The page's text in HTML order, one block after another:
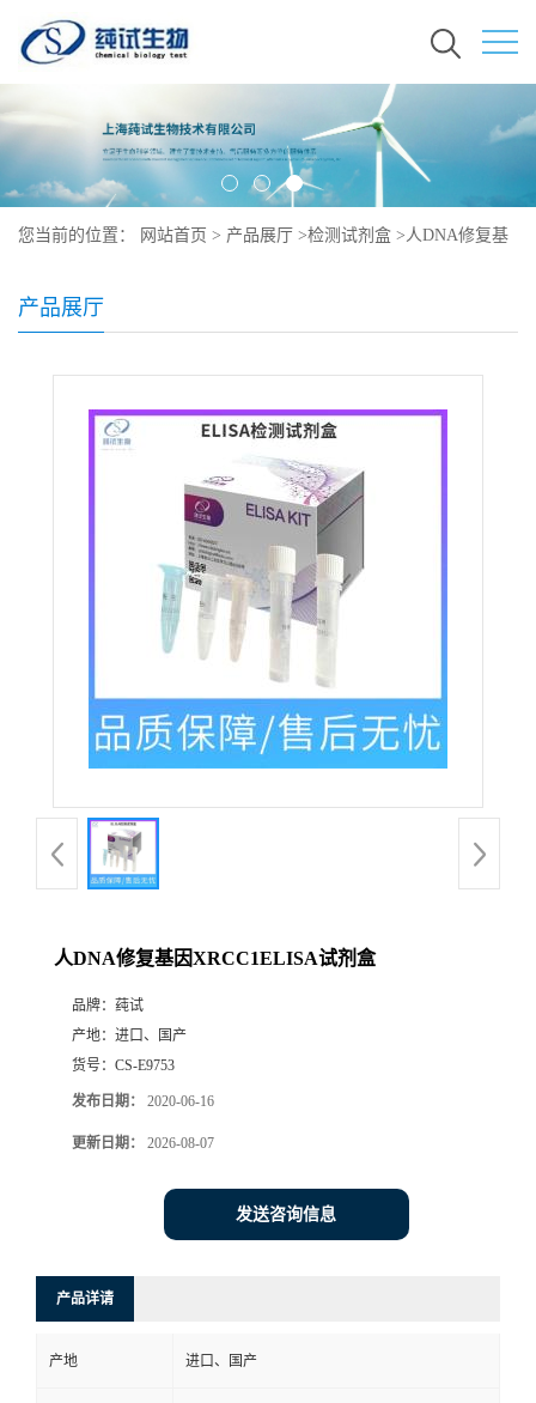
您当前的位置： 网站首页 > 产品展厅 >检测试剂盒 >人DNA修复基
产品展厅
人DNA修复基因XRCC1ELISA试剂盒
品牌： 莼试
产地： 进口、国产
货号： CS-E9753
发布日期： 2020-06-16
更新日期： 2026-08-07
发送咨询信息
产品详请
产地 进口、国产